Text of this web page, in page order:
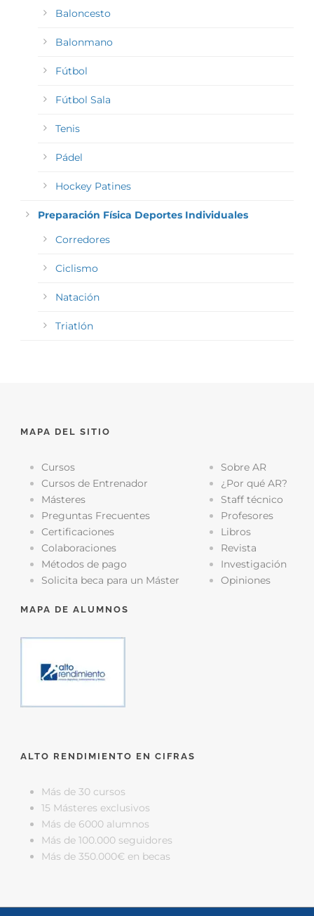
Baloncesto
Balonmano
Fútbol
Fútbol Sala
Tenis
Pádel
Hockey Patines
Preparación Física Deportes Individuales
Corredores
Ciclismo
Natación
Triatlón
MAPA DEL SITIO
Cursos
Cursos de Entrenador
Másteres
Preguntas Frecuentes
Certificaciones
Colaboraciones
Métodos de pago
Solicita beca para un Máster
Sobre AR
¿Por qué AR?
Staff técnico
Profesores
Libros
Revista
Investigación
Opiniones
MAPA DE ALUMNOS
ALTO RENDIMIENTO EN CIFRAS
Más de 30 cursos
15 Másteres exclusivos
Más de 6000 alumnos
Más de 100.000 seguidores
Más de 350.000€ en becas